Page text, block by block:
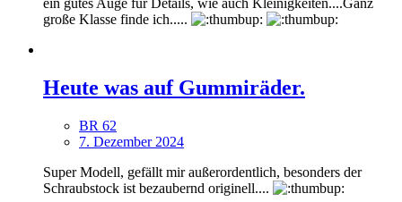
große Klasse finde ich.....
Heute was auf Gummiräder.
BR 62
7. Dezember 2024
Super Modell, gefällt mir außerordentlich, besonders der
Schraubstock ist bezaubernd originell....